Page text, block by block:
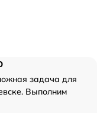
задача для
Выполним